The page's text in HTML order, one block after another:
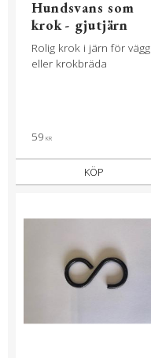
Hundsvans som
krok - gjutjärn
Rolig krok i järn för vägg
eller krokbräda
59 KR
KÖP